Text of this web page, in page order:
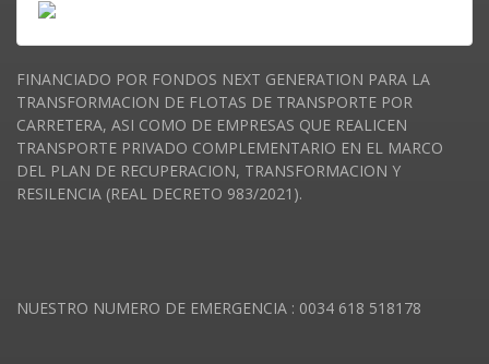
FINANCIADO POR FONDOS NEXT GENERATION PARA LA
TRANSFORMACION DE FLOTAS DE TRANSPORTE POR
CARRETERA, ASI COMO DE EMPRESAS QUE REALICEN
TRANSPORTE PRIVADO COMPLEMENTARIO EN EL MARCO
DEL PLAN DE RECUPERACION, TRANSFORMACION Y
RESILENCIA (REAL DECRETO 983/2021).
NUESTRO NUMERO DE EMERGENCIA : 0034 618 518178